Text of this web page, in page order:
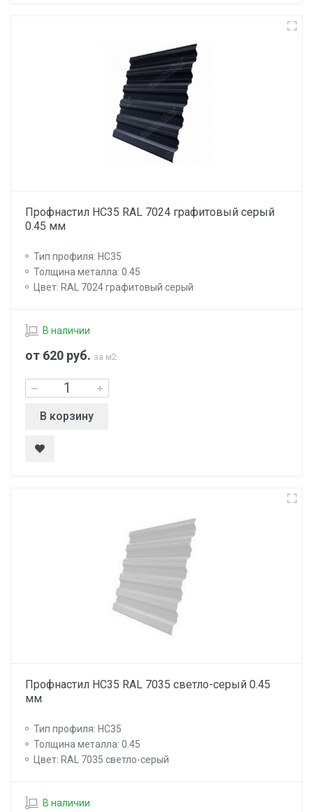
Профнастил НС35 RAL 7024 графитовый серый
0.45 мм
Тип профиля: НС35
Толщина металла: 0.45
Цвет: RAL 7024 графитовый серый
В наличии
от 620 руб. за м2
В корзину
Профнастил НС35 RAL 7035 светло-серый 0.45
мм
Тип профиля: НС35
Толщина металла: 0.45
Цвет: RAL 7035 светло-серый
В наличии